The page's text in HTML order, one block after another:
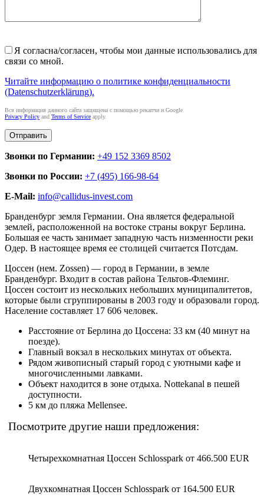
Я согласна/согласен, чтобы мои данные использовались для
связи со мной.
Читайте информацию о политике конфиденциальности
(Datenschutzerklärung).
Вся информация данного сайта защищена с помощью рекапчи и Google
Privacy Policy and Terms of Service apply.
Звонки по Германии: +49 152 3369 8502
Звонки по России: +7 (495) 166-98-64
E-Mail: info@callidus-invest.com
Бранденбург земля Германии. Она является федеральной
землей, расположенной на востоке страны вокруг Берлина.
Большая ее часть занимает западную часть низменности реки
Одер. В настоящее время ее столицей считается Потсдам.
Цоссен (нем. Zossen) — город в Германии, в земле
Бранденбург. Входит в состав района Тельтов-Флеминг.
Цоссен состоит из нескольких небольших муниципалитетов,
которые были сгруппированы в 2003 году и образовали город.
Население составляет 17 606 человек.
Расстояние от Берлина до Цоссена: 33 км (40 минут на
поезде).
Главный вокзал в нескольких минутах от объекта.
Рядом живописный старый город с уютными кафе и
многочисленными лавками.
Объект находится в зоне отдыха. Nottekanal в пешей
доступности.
5 км до пляжа Mellensee.
Посмотрите другие наши предложения:
Четырехкомнатная Цоссен Schlosspark от 466.500 EUR
Двухкомнатная Цоссен Schlosspark от 164.500 EUR